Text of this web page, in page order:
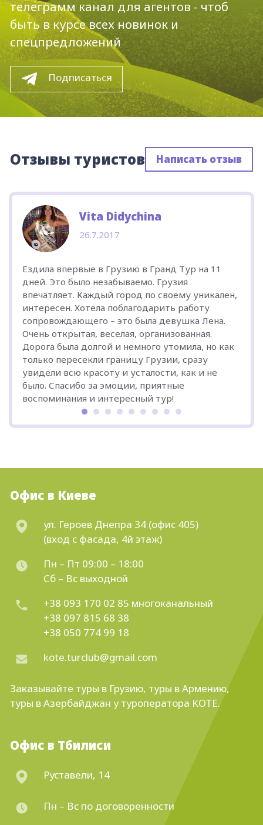
телеграмм канал для агентов - чтоб
быть в курсе всех новинок и
спецпредложений
Подписаться
Отзывы туристов Написать отзыв
Vita Didychina
26.7.2017
Ездила впервые в Грузию в Гранд Тур на 11
дней. Это было незабываемо. Грузия
впечатляет. Каждый город по своему уникален,
интересен. Хотела поблагодарить работу
сопровождающего – это была девушка Лена.
Очень открытая, веселая, организованная.
Дорога была долгой и немного утомила, но как
только пересекли границу Грузии, сразу
увидели всю красоту и усталости, как и не
было. Спасибо за эмоции, приятные
воспоминания и интересный тур!
Офис в Киеве
ул. Героев Днепра 34 (офис 405)
(вход с фасада, 4й этаж)
Пн – Пт 09:00 – 18:00
Сб – Вс выходной
+38 093 170 02 85 многоканальный
+38 097 815 68 38
+38 050 774 99 18
kote.turclub@gmail.com
Заказывайте туры в Грузию, туры в Армению,
туры в Азербайджан у туроператора KOTE.
Офис в Тбилиси
Руставели, 14
Пн – Вс по договоренности